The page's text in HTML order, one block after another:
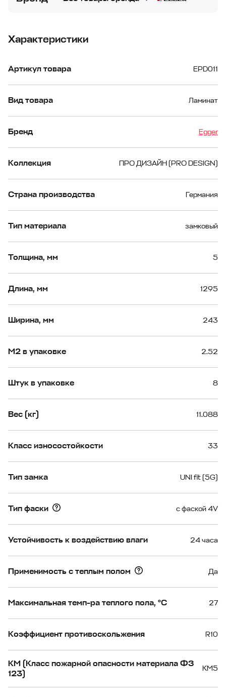
Характеристики
Артикул товара EPD011
Вид товара Ламинат
Бренд Egger
Коллекция ПРО ДИЗАЙН (PRO DESIGN)
Страна производства Германия
Тип материала замковый
Толщина, мм 5
Длина, мм 1295
Ширина, мм 243
М2 в упаковке 2.52
Штук в упаковке 8
Вес (кг) 11.088
Класс износостойкости 33
Тип замка UNI fit (5G)
Тип фаски с фаской 4V
Устойчивость к воздействию влаги 24 часа
Применимость с теплым полом Да
Максимальная темп-ра теплого пола, °С 27
Коэффициент противоскольжения R10
КМ (Класс пожарной опасности материала ФЗ
123)
КМ5